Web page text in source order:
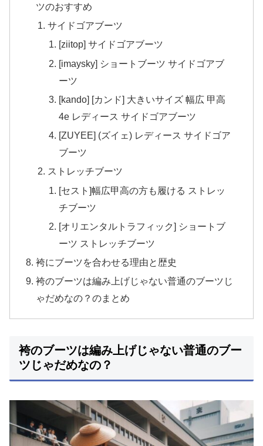
ツのおすすめ
サイドゴアブーツ
[ziitop] サイドゴアブーツ
[imaysky] ショートブーツ サイドゴアブ
ーツ
[kando] [カンド] 大きいサイズ 幅広 甲高
4e レディース サイドゴアブーツ
[ZUYEE] (ズイェ) レディース サイドゴア
ブーツ
ストレッチブーツ
[セスト]幅広甲高の方も履ける ストレッ
チブーツ
[オリエンタルトラフィック] ショートブ
ーツ ストレッチブーツ
袴にブーツを合わせる理由と歴史
袴のブーツは編み上げじゃない普通のブーツじ
ゃだめなの？のまとめ
袴のブーツは編み上げじゃない普通のブー
ツじゃだめなの？